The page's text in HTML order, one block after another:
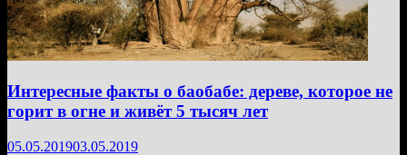
Интересные факты о баобабе: дереве, которое не
горит в огне и живёт 5 тысяч лет
05.05.201903.05.2019